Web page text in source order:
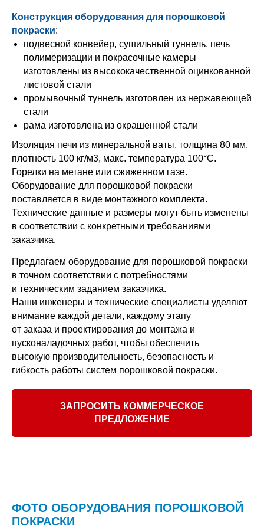
Конструкция оборудования для порошковой
покраски:
подвесной конвейер, сушильный туннель, печь
полимеризации и покрасочные камеры
изготовлены из высококачественной оцинкованной
листовой стали
промывочный туннель изготовлен из нержавеющей
стали
рама изготовлена из окрашенной стали
Изоляция печи из минеральной ваты, толщина 80 мм,
плотность 100 кг/м3, макс. температура 100°C.
Горелки на метане или сжиженном газе.
Оборудование для порошковой покраски
поставляется в виде монтажного комплекта.
Технические данные и размеры могут быть изменены
в соответствии с конкретными требованиями
заказчика.
Предлагаем оборудование для порошковой покраски
в точном соответствии с потребностями
и техническим заданием заказчика.
Наши инженеры и технические специалисты уделяют
внимание каждой детали, каждому этапу
от заказа и проектирования до монтажа и
пусконаладочных работ, чтобы обеспечить
высокую производительность, безопасность и
гибкость работы систем порошковой покраски.
ЗАПРОСИТЬ КОММЕРЧЕСКОЕ
ПРЕДЛОЖЕНИЕ
ФОТО ОБОРУДОВАНИЯ ПОРОШКОВОЙ
ПОКРАСКИ